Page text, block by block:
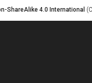
ShareAlike 4.0 International